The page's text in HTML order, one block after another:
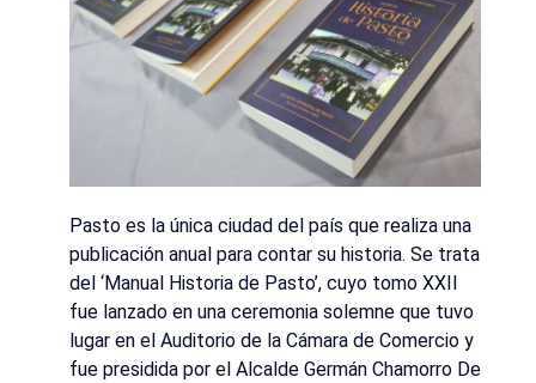
Pasto es la única ciudad del país que realiza una
publicación anual para contar su historia. Se trata
del ‘Manual Historia de Pasto’, cuyo tomo XXII
fue lanzado en una ceremonia solemne que tuvo
lugar en el Auditorio de la Cámara de Comercio y
fue presidida por el Alcalde Germán Chamorro De